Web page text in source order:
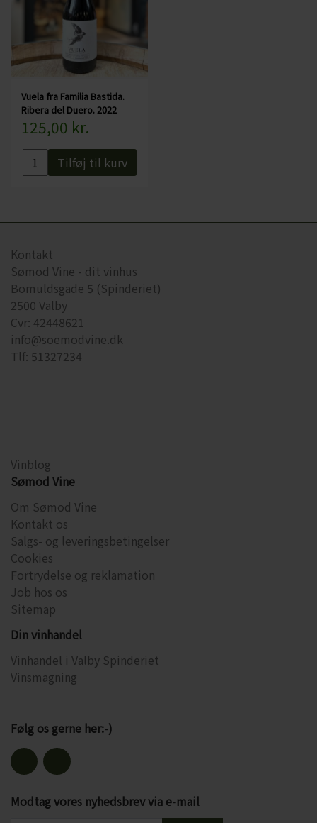
Vuela fra Familia Bastida.
Ribera del Duero. 2022
125,00 kr.
Tilføj til kurv
Kontakt
Sømod Vine - dit vinhus
Bomuldsgade 5 (Spinderiet)
2500 Valby
Cvr: 42448621
info@soemodvine.dk
Tlf: 51327234
Vinblog
Sømod Vine
Om Sømod Vine
Kontakt os
Salgs- og leveringsbetingelser
Cookies
Fortrydelse og reklamation
Job hos os
Sitemap
Din vinhandel
Vinhandel i Valby Spinderiet
Vinsmagning
Følg os gerne her:-)
Modtag vores nyhedsbrev via e-mail